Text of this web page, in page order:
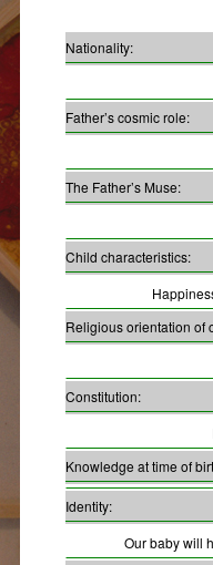
Nationality:
Father’s cosmic role:
The Father’s Muse:
Child characteristics:
Religious orientation of
Constitution:
Knowledge at time of
Identity:
Our baby will